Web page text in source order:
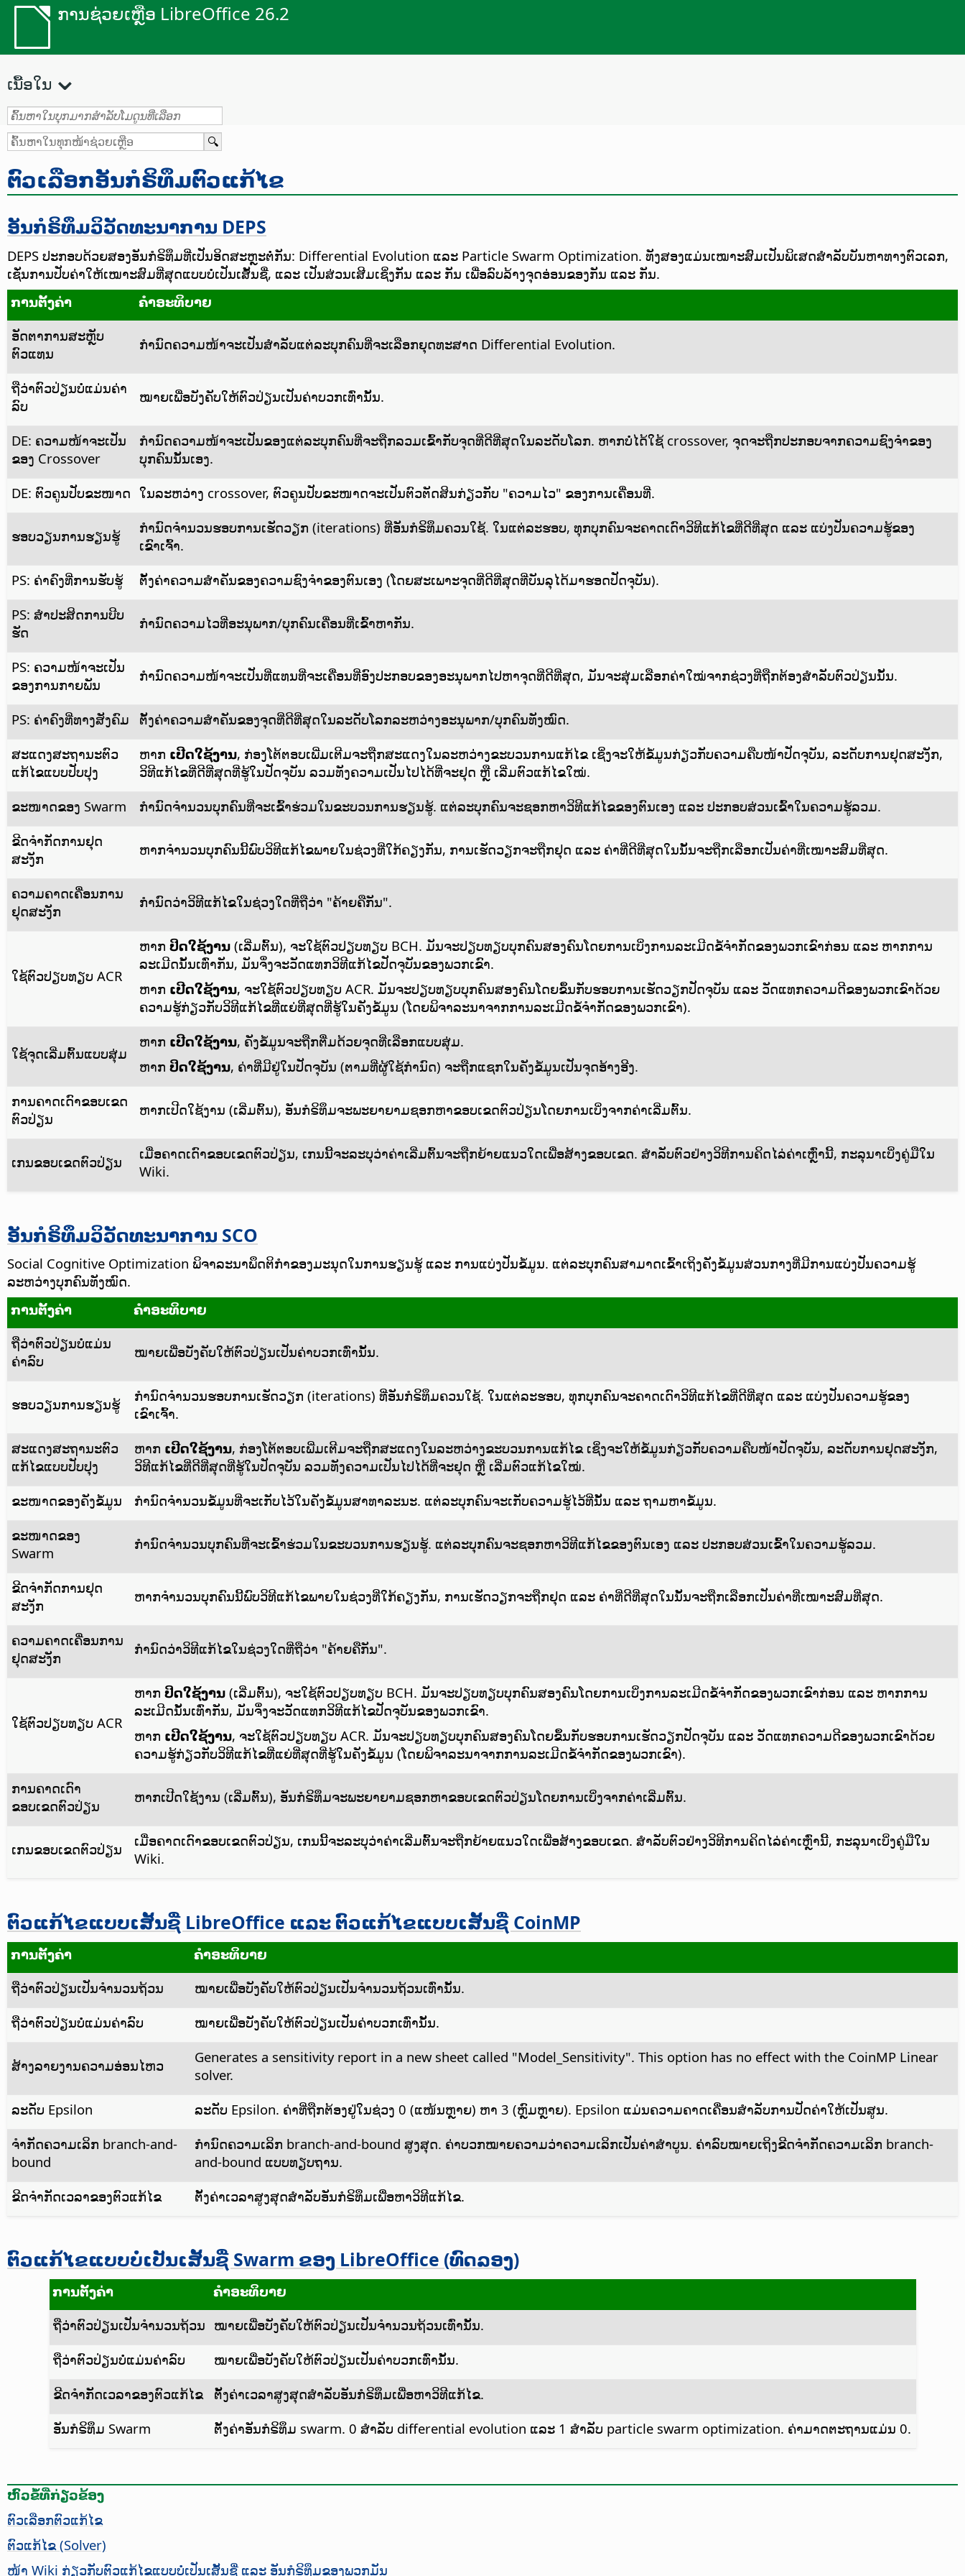
ການຊ່ວຍເຫຼືອ LibreOffice 26.2
ເນື້ອໃນ
ຕົວເລືອກອັນກໍຣິທຶມຕົວແກ້ໄຂ
ອັນກໍຣິທຶມວິວັດທະນາການ DEPS
DEPS ປະກອບດ້ວຍສອງອັນກໍຣິທຶມທີ່ເປັນອິດສະຫຼະຕໍ່ກັນ: Differential Evolution ແລະ Particle Swarm Optimization. ທັງສອງແມ່ນເໝາະສົມເປັນພິເສດສຳລັບບັນຫາທາງຕົວເລກ,
ເຊັ່ນການປັບຄ່າໃຫ້ເໝາະສົມທີ່ສຸດແບບບໍ່ເປັນເສັ້ນຊື່, ແລະ ເປັນສ່ວນເສີມເຊິ່ງກັນ ແລະ ກັນ ເພື່ອລົບລ້າງຈຸດອ່ອນຂອງກັນ ແລະ ກັນ.
ການຕັ້ງຄ່າ
ຄຳອະທິບາຍ
ອັດຕາການສະຫຼັບ
ຕົວແທນ
ກຳນົດຄວາມໜ້າຈະເປັນສຳລັບແຕ່ລະບຸກຄົນທີ່ຈະເລືອກຍຸດທະສາດ Differential Evolution.
ຖືວ່າຕົວປ່ຽນບໍ່ແມ່ນຄ່າ
ລົບ
ໝາຍເພື່ອບັງຄັບໃຫ້ຕົວປ່ຽນເປັນຄ່າບວກເທົ່ານັ້ນ.
DE: ຄວາມໜ້າຈະເປັນ
ຂອງ Crossover
ກຳນົດຄວາມໜ້າຈະເປັນຂອງແຕ່ລະບຸກຄົນທີ່ຈະຖືກລວມເຂົ້າກັບຈຸດທີ່ດີທີ່ສຸດໃນລະດັບໂລກ. ຫາກບໍ່ໄດ້ໃຊ້ crossover, ຈຸດຈະຖືກປະກອບຈາກຄວາມຊົງຈຳຂອງ
ບຸກຄົນນັ້ນເອງ.
DE: ຕົວຄູນປັບຂະໜາດ ໃນລະຫວ່າງ crossover, ຕົວຄູນປັບຂະໜາດຈະເປັນຕົວຕັດສິນກ່ຽວກັບ "ຄວາມໄວ" ຂອງການເຄື່ອນທີ່.
ຮອບວຽນການຮຽນຮູ້
ກຳນົດຈຳນວນຮອບການເຮັດວຽກ (iterations) ທີ່ອັນກໍຣິທຶມຄວນໃຊ້. ໃນແຕ່ລະຮອບ, ທຸກບຸກຄົນຈະຄາດເດົາວິທີແກ້ໄຂທີ່ດີທີ່ສຸດ ແລະ ແບ່ງປັນຄວາມຮູ້ຂອງ
ເຂົາເຈົ້າ.
PS: ຄ່າຄົງທີ່ການຮັບຮູ້
ຕັ້ງຄ່າຄວາມສຳຄັນຂອງຄວາມຊົງຈຳຂອງຕົນເອງ (ໂດຍສະເພາະຈຸດທີ່ດີທີ່ສຸດທີ່ບັນລຸໄດ້ມາຮອດປັດຈຸບັນ).
PS: ສຳປະສິດການບີບ
ຮັດ
ກຳນົດຄວາມໄວທີ່ອະນຸພາກ/ບຸກຄົນເຄື່ອນທີ່ເຂົ້າຫາກັນ.
PS: ຄວາມໜ້າຈະເປັນ
ຂອງການກາຍພັນ
ກຳນົດຄວາມໜ້າຈະເປັນທີ່ແທນທີ່ຈະເຄື່ອນທີ່ອົງປະກອບຂອງອະນຸພາກໄປຫາຈຸດທີ່ດີທີ່ສຸດ, ມັນຈະສຸ່ມເລືອກຄ່າໃໝ່ຈາກຊ່ວງທີ່ຖືກຕ້ອງສຳລັບຕົວປ່ຽນນັ້ນ.
PS: ຄ່າຄົງທີ່ທາງສັງຄົມ
ຕັ້ງຄ່າຄວາມສຳຄັນຂອງຈຸດທີ່ດີທີ່ສຸດໃນລະດັບໂລກລະຫວ່າງອະນຸພາກ/ບຸກຄົນທັງໝົດ.
ສະແດງສະຖານະຕົວ
ແກ້ໄຂແບບປັບປຸງ
ຫາກ ເປີດໃຊ້ງານ, ກ່ອງໂຕ້ຕອບເພີ່ມເຕີມຈະຖືກສະແດງໃນລະຫວ່າງຂະບວນການແກ້ໄຂ ເຊິ່ງຈະໃຫ້ຂໍ້ມູນກ່ຽວກັບຄວາມຄືບໜ້າປັດຈຸບັນ, ລະດັບການຢຸດສະງັກ,
ວິທີແກ້ໄຂທີ່ດີທີ່ສຸດທີ່ຮູ້ໃນປັດຈຸບັນ ລວມທັງຄວາມເປັນໄປໄດ້ທີ່ຈະຢຸດ ຫຼື ເລີ່ມຕົວແກ້ໄຂໃໝ່.
ຂະໜາດຂອງ Swarm
ກຳນົດຈຳນວນບຸກຄົນທີ່ຈະເຂົ້າຮ່ວມໃນຂະບວນການຮຽນຮູ້. ແຕ່ລະບຸກຄົນຈະຊອກຫາວິທີແກ້ໄຂຂອງຕົນເອງ ແລະ ປະກອບສ່ວນເຂົ້າໃນຄວາມຮູ້ລວມ.
ຂີດຈຳກັດການຢຸດ
ສະງັກ
ຫາກຈຳນວນບຸກຄົນນີ້ພົບວິທີແກ້ໄຂພາຍໃນຊ່ວງທີ່ໃກ້ຄຽງກັນ, ການເຮັດວຽກຈະຖືກຢຸດ ແລະ ຄ່າທີ່ດີທີ່ສຸດໃນນັ້ນຈະຖືກເລືອກເປັນຄ່າທີ່ເໝາະສົມທີ່ສຸດ.
ຄວາມຄາດເຄື່ອນການ
ຢຸດສະງັກ
ກຳນົດວ່າວິທີແກ້ໄຂໃນຊ່ວງໃດທີ່ຖືວ່າ "ຄ້າຍຄືກັນ".
ໃຊ້ຕົວປຽບທຽບ ACR
ຫາກ ປິດໃຊ້ງານ(ເລີ່ມຕົ້ນ), ຈະໃຊ້ຕົວປຽບທຽບ BCH. ມັນຈະປຽບທຽບບຸກຄົນສອງຄົນໂດຍການເບິ່ງການລະເມີດຂໍ້ຈຳກັດຂອງພວກເຂົາກ່ອນ ແລະ ຫາກການ
ລະເມີດນັ້ນເທົ່າກັນ, ມັນຈຶ່ງຈະວັດແທກວິທີແກ້ໄຂປັດຈຸບັນຂອງພວກເຂົາ.
ຫາກ ເປີດໃຊ້ງານ, ຈະໃຊ້ຕົວປຽບທຽບ ACR. ມັນຈະປຽບທຽບບຸກຄົນສອງຄົນໂດຍຂຶ້ນກັບຮອບການເຮັດວຽກປັດຈຸບັນ ແລະ ວັດແທກຄວາມດີຂອງພວກເຂົາດ້ວຍ
ຄວາມຮູ້ກ່ຽວກັບວິທີແກ້ໄຂທີ່ແຍ່ທີ່ສຸດທີ່ຮູ້ໃນຄັງຂໍ້ມູນ (ໂດຍພິຈາລະນາຈາກການລະເມີດຂໍ້ຈຳກັດຂອງພວກເຂົາ).
ໃຊ້ຈຸດເລີ່ມຕົ້ນແບບສຸ່ມ
ຫາກ ເປີດໃຊ້ງານ, ຄັງຂໍ້ມູນຈະຖືກຕື່ມດ້ວຍຈຸດທີ່ເລືອກແບບສຸ່ມ.
ຫາກ ປິດໃຊ້ງານ, ຄ່າທີ່ມີຢູ່ໃນປັດຈຸບັນ (ຕາມທີ່ຜູ້ໃຊ້ກຳນົດ) ຈະຖືກແຊກໃນຄັງຂໍ້ມູນເປັນຈຸດອ້າງອີງ.
ການຄາດເດົາຂອບເຂດ
ຕົວປ່ຽນ
ຫາກເປີດໃຊ້ງານ (ເລີ່ມຕົ້ນ), ອັນກໍຣິທຶມຈະພະຍາຍາມຊອກຫາຂອບເຂດຕົວປ່ຽນໂດຍການເບິ່ງຈາກຄ່າເລີ່ມຕົ້ນ.
ເກນຂອບເຂດຕົວປ່ຽນ
ເມື່ອຄາດເດົາຂອບເຂດຕົວປ່ຽນ, ເກນນີ້ຈະລະບຸວ່າຄ່າເລີ່ມຕົ້ນຈະຖືກຍ້າຍແນວໃດເພື່ອສ້າງຂອບເຂດ. ສຳລັບຕົວຢ່າງວິທີການຄິດໄລ່ຄ່າເຫຼົ່ານີ້, ກະລຸນາເບິ່ງຄູ່ມືໃນ
Wiki.
ອັນກໍຣິທຶມວິວັດທະນາການ SCO
Social Cognitive Optimization ພິຈາລະນາພຶດຕິກຳຂອງມະນຸດໃນການຮຽນຮູ້ ແລະ ການແບ່ງປັນຂໍ້ມູນ. ແຕ່ລະບຸກຄົນສາມາດເຂົ້າເຖິງຄັງຂໍ້ມູນສ່ວນກາງທີ່ມີການແບ່ງປັນຄວາມຮູ້
ລະຫວ່າງບຸກຄົນທັງໝົດ.
ການຕັ້ງຄ່າ
ຄຳອະທິບາຍ
ຖືວ່າຕົວປ່ຽນບໍ່ແມ່ນ
ຄ່າລົບ
ໝາຍເພື່ອບັງຄັບໃຫ້ຕົວປ່ຽນເປັນຄ່າບວກເທົ່ານັ້ນ.
ຮອບວຽນການຮຽນຮູ້
ກຳນົດຈຳນວນຮອບການເຮັດວຽກ (iterations) ທີ່ອັນກໍຣິທຶມຄວນໃຊ້. ໃນແຕ່ລະຮອບ, ທຸກບຸກຄົນຈະຄາດເດົາວິທີແກ້ໄຂທີ່ດີທີ່ສຸດ ແລະ ແບ່ງປັນຄວາມຮູ້ຂອງ
ເຂົາເຈົ້າ.
ສະແດງສະຖານະຕົວ
ແກ້ໄຂແບບປັບປຸງ
ຫາກ ເປີດໃຊ້ງານ, ກ່ອງໂຕ້ຕອບເພີ່ມເຕີມຈະຖືກສະແດງໃນລະຫວ່າງຂະບວນການແກ້ໄຂ ເຊິ່ງຈະໃຫ້ຂໍ້ມູນກ່ຽວກັບຄວາມຄືບໜ້າປັດຈຸບັນ, ລະດັບການຢຸດສະງັກ,
ວິທີແກ້ໄຂທີ່ດີທີ່ສຸດທີ່ຮູ້ໃນປັດຈຸບັນ ລວມທັງຄວາມເປັນໄປໄດ້ທີ່ຈະຢຸດ ຫຼື ເລີ່ມຕົວແກ້ໄຂໃໝ່.
ຂະໜາດຂອງຄັງຂໍ້ມູນ
ກຳນົດຈຳນວນຂໍ້ມູນທີ່ຈະເກັບໄວ້ໃນຄັງຂໍ້ມູນສາທາລະນະ. ແຕ່ລະບຸກຄົນຈະເກັບຄວາມຮູ້ໄວ້ທີ່ນັ້ນ ແລະ ຖາມຫາຂໍ້ມູນ.
ຂະໜາດຂອງ
Swarm
ກຳນົດຈຳນວນບຸກຄົນທີ່ຈະເຂົ້າຮ່ວມໃນຂະບວນການຮຽນຮູ້. ແຕ່ລະບຸກຄົນຈະຊອກຫາວິທີແກ້ໄຂຂອງຕົນເອງ ແລະ ປະກອບສ່ວນເຂົ້າໃນຄວາມຮູ້ລວມ.
ຂີດຈຳກັດການຢຸດ
ສະງັກ
ຫາກຈຳນວນບຸກຄົນນີ້ພົບວິທີແກ້ໄຂພາຍໃນຊ່ວງທີ່ໃກ້ຄຽງກັນ, ການເຮັດວຽກຈະຖືກຢຸດ ແລະ ຄ່າທີ່ດີທີ່ສຸດໃນນັ້ນຈະຖືກເລືອກເປັນຄ່າທີ່ເໝາະສົມທີ່ສຸດ.
ຄວາມຄາດເຄື່ອນການ
ຢຸດສະງັກ
ກຳນົດວ່າວິທີແກ້ໄຂໃນຊ່ວງໃດທີ່ຖືວ່າ "ຄ້າຍຄືກັນ".
ໃຊ້ຕົວປຽບທຽບ ACR
ຫາກ ປິດໃຊ້ງານ(ເລີ່ມຕົ້ນ), ຈະໃຊ້ຕົວປຽບທຽບ BCH. ມັນຈະປຽບທຽບບຸກຄົນສອງຄົນໂດຍການເບິ່ງການລະເມີດຂໍ້ຈຳກັດຂອງພວກເຂົາກ່ອນ ແລະ ຫາກການ
ລະເມີດນັ້ນເທົ່າກັນ, ມັນຈຶ່ງຈະວັດແທກວິທີແກ້ໄຂປັດຈຸບັນຂອງພວກເຂົາ.
ຫາກ ເປີດໃຊ້ງານ, ຈະໃຊ້ຕົວປຽບທຽບ ACR. ມັນຈະປຽບທຽບບຸກຄົນສອງຄົນໂດຍຂຶ້ນກັບຮອບການເຮັດວຽກປັດຈຸບັນ ແລະ ວັດແທກຄວາມດີຂອງພວກເຂົາດ້ວຍ
ຄວາມຮູ້ກ່ຽວກັບວິທີແກ້ໄຂທີ່ແຍ່ທີ່ສຸດທີ່ຮູ້ໃນຄັງຂໍ້ມູນ (ໂດຍພິຈາລະນາຈາກການລະເມີດຂໍ້ຈຳກັດຂອງພວກເຂົາ).
ການຄາດເດົາ
ຂອບເຂດຕົວປ່ຽນ
ຫາກເປີດໃຊ້ງານ (ເລີ່ມຕົ້ນ), ອັນກໍຣິທຶມຈະພະຍາຍາມຊອກຫາຂອບເຂດຕົວປ່ຽນໂດຍການເບິ່ງຈາກຄ່າເລີ່ມຕົ້ນ.
ເກນຂອບເຂດຕົວປ່ຽນ
ເມື່ອຄາດເດົາຂອບເຂດຕົວປ່ຽນ, ເກນນີ້ຈະລະບຸວ່າຄ່າເລີ່ມຕົ້ນຈະຖືກຍ້າຍແນວໃດເພື່ອສ້າງຂອບເຂດ. ສຳລັບຕົວຢ່າງວິທີການຄິດໄລ່ຄ່າເຫຼົ່ານີ້, ກະລຸນາເບິ່ງຄູ່ມືໃນ
Wiki.
ຕົວແກ້ໄຂແບບເສັ້ນຊື່ LibreOffice ແລະ ຕົວແກ້ໄຂແບບເສັ້ນຊື່ CoinMP
ການຕັ້ງຄ່າ
ຄຳອະທິບາຍ
ຖືວ່າຕົວປ່ຽນເປັນຈຳນວນຖ້ວນ
ໝາຍເພື່ອບັງຄັບໃຫ້ຕົວປ່ຽນເປັນຈຳນວນຖ້ວນເທົ່ານັ້ນ.
ຖືວ່າຕົວປ່ຽນບໍ່ແມ່ນຄ່າລົບ
ໝາຍເພື່ອບັງຄັບໃຫ້ຕົວປ່ຽນເປັນຄ່າບວກເທົ່ານັ້ນ.
ສ້າງລາຍງານຄວາມອ່ອນໄຫວ
Generates a sensitivity report in a new sheet called "Model_Sensitivity". This option has no effect with the CoinMP Linear
solver.
ລະດັບ Epsilon
ລະດັບ Epsilon. ຄ່າທີ່ຖືກຕ້ອງຢູ່ໃນຊ່ວງ 0 (ແໜ້ນຫຼາຍ) ຫາ 3 (ຫຼົມຫຼາຍ). Epsilon ແມ່ນຄວາມຄາດເຄື່ອນສຳລັບການປັດຄ່າໃຫ້ເປັນສູນ.
ຈຳກັດຄວາມເລິກ branch-and-
bound
ກຳນົດຄວາມເລິກ branch-and-bound ສູງສຸດ. ຄ່າບວກໝາຍຄວາມວ່າຄວາມເລິກເປັນຄ່າສຳບູນ. ຄ່າລົບໝາຍເຖິງຂີດຈຳກັດຄວາມເລິກ branch-
and-bound ແບບທຽບຖານ.
ຂີດຈຳກັດເວລາຂອງຕົວແກ້ໄຂ
ຕັ້ງຄ່າເວລາສູງສຸດສຳລັບອັນກໍຣິທຶມເພື່ອຫາວິທີແກ້ໄຂ.
ຕົວແກ້ໄຂແບບບໍ່ເປັນເສັ້ນຊື່ Swarm ຂອງ LibreOffice (ທົດລອງ)
ການຕັ້ງຄ່າ
ຄຳອະທິບາຍ
ຖືວ່າຕົວປ່ຽນເປັນຈຳນວນຖ້ວນ ໝາຍເພື່ອບັງຄັບໃຫ້ຕົວປ່ຽນເປັນຈຳນວນຖ້ວນເທົ່ານັ້ນ.
ຖືວ່າຕົວປ່ຽນບໍ່ແມ່ນຄ່າລົບ
ໝາຍເພື່ອບັງຄັບໃຫ້ຕົວປ່ຽນເປັນຄ່າບວກເທົ່ານັ້ນ.
ຂີດຈຳກັດເວລາຂອງຕົວແກ້ໄຂ
ຕັ້ງຄ່າເວລາສູງສຸດສຳລັບອັນກໍຣິທຶມເພື່ອຫາວິທີແກ້ໄຂ.
ອັນກໍຣິທຶມ Swarm
ຕັ້ງຄ່າອັນກໍຣິທຶມ swarm. 0 ສຳລັບ differential evolution ແລະ 1 ສຳລັບ particle swarm optimization. ຄ່າມາດຕະຖານແມ່ນ 0.
ຫົວຂໍ້ທີ່ກ່ຽວຂ້ອງ
ຕົວເລືອກຕົວແກ້ໄຂ
ຕົວແກ້ໄຂ (Solver)
ໜ້າ Wiki ກ່ຽວກັບຕົວແກ້ໄຂແບບບໍ່ເປັນເສັ້ນຊື່ ແລະ ອັນກໍຣິທຶມຂອງພວກມັນ